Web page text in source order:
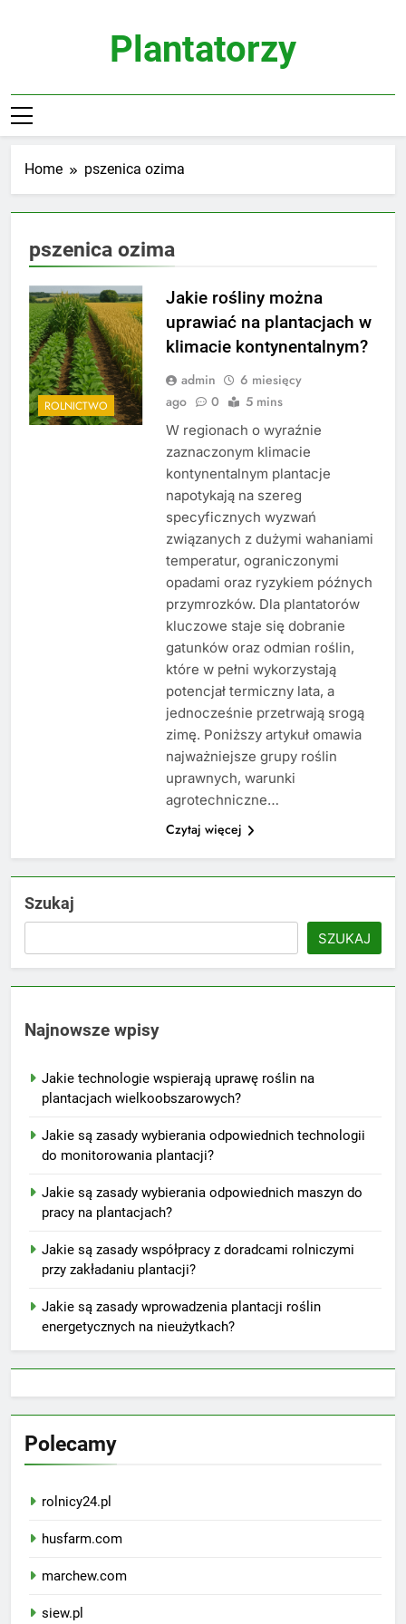
Plantatorzy
Home pszenica ozima
pszenica ozima
ROLNICTWO
Jakie rośliny można
uprawiać na plantacjach w
klimacie kontynentalnym?
admin
6 miesięcy
ago
0 5 mins
W regionach o wyraźnie
zaznaczonym klimacie
kontynentalnym plantacje
napotykają na szereg
specyficznych wyzwań
związanych z dużymi wahaniami
temperatur, ograniczonymi
opadami oraz ryzykiem późnych
przymrozków. Dla plantatorów
kluczowe staje się dobranie
gatunków oraz odmian roślin,
które w pełni wykorzystają
potencjał termiczny lata, a
jednocześnie przetrwają srogą
zimę. Poniższy artykuł omawia
najważniejsze grupy roślin
uprawnych, warunki
agrotechniczne…
Czytaj więcej
Szukaj
SZUKAJ
Najnowsze wpisy
Jakie technologie wspierają uprawę roślin na
plantacjach wielkoobszarowych?
Jakie są zasady wybierania odpowiednich technologii
do monitorowania plantacji?
Jakie są zasady wybierania odpowiednich maszyn do
pracy na plantacjach?
Jakie są zasady współpracy z doradcami rolniczymi
przy zakładaniu plantacji?
Jakie są zasady wprowadzenia plantacji roślin
energetycznych na nieużytkach?
Polecamy
rolnicy24.pl
husfarm.com
marchew.com
siew.pl